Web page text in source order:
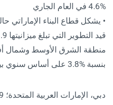
%4.6 في العام الجاري
منطقة الشرق الأوسط وشمال
بنسبة %3.8 على أساس سنوي بين الفترةّ 2025 و 2028